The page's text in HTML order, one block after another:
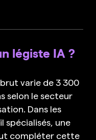
légiste IA ?
varie de 3 300
selon le secteur
Dans les
spécialisés, une
compléter cette